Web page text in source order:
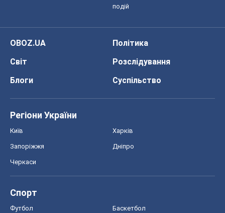
подій
OBOZ.UA
Політика
Світ
Розслідування
Блоги
Суспільство
Регіони України
Київ Харків
Запоріжжя Дніпро
Черкаси
Спорт
Футбол Баскетбол